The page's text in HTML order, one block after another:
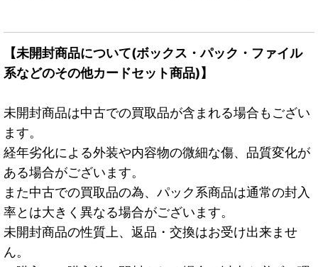
【未開封商品について(ボックス・パック・ファイル
系などのその他カードセット商品)】
未開封商品は中古での買取品が含まれる場合もござい
ます。
経年劣化による外装や内容物の微細な傷、品質変化が
ある場合がございます。
また中古での買取品の為、パック系商品は通常の封入
率とは大きく異なる場合がございます。
未開封商品の性質上、返品・交換はお受け出来ませ
ん。